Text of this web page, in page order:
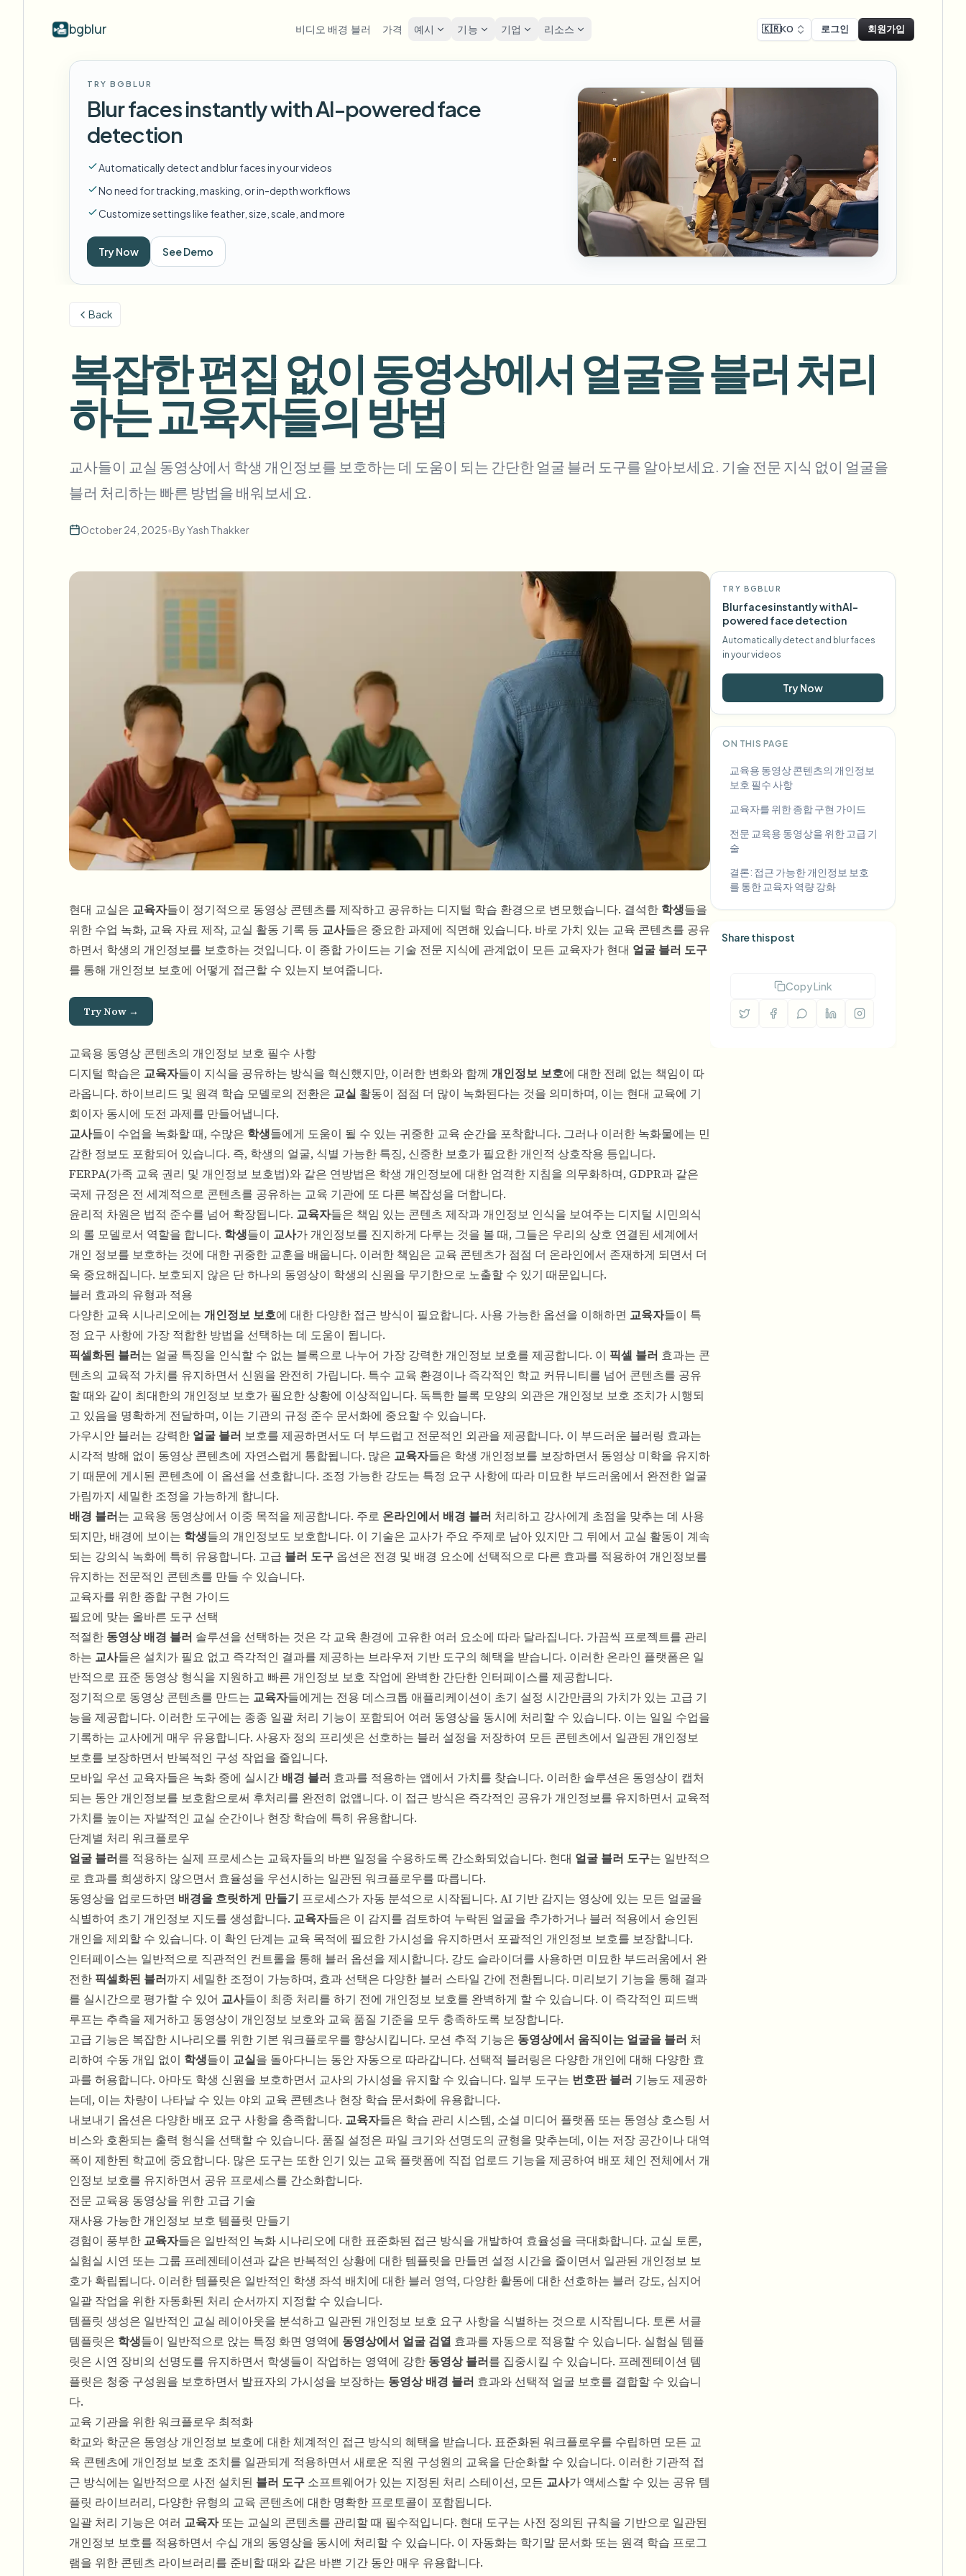
bgblur 비디오 배경 블러 가격 예시 기능 기업 리소스
Hide faces, plates, and backgrounds in
your browser.
Start with a clip
Upload a video and blur in
번호판 블러 FAST
Auto-detect plates
배경 블러
Use a prompt or draw a box
사진 얼굴 흐리기
Blur faces in photos
Team-grade redaction
음성 익명화 도구
AI voice masking
Face swap
얼굴 교체 - 이미지
Swap faces in images
얼굴 교체 - 동영상 NEW
Swap faces in video
AI Video Object
Remover
NEW
Remove objects with scene fill
Ecosystem
비디오 인텔리전스 BETA
Ask questions and get AI summaries
Categories
Vlogger Moto Vlogger Streamer Journalist Government Agency Advertising Agency
산업별
학교 및 교육
캠퍼스 카메라, 강의, 지역 대량 개인정보 보호
미디어 및 엔터테인먼트
시사회, 출시 및 규정 준수
소매 및 전자상거래
의료
클리닉 및 환자 대면 비디오 거버넌스
공공 부문
대량 얼굴 익명화
대량 배치, 보존 및 SLA
대량 번호판 블러
차량, 블랙박스 및 주차장 대규모 처리
대량 얼굴 블러
고처리량 파이프라인
기업 영역, 정책 및 검토
문의 양식
볼륨, 규정 준수, 통합에 대해 문의하세요.
대량 처리 준비
에코시스템
블로그
Answers to common questions
Privacy compliance research reports
Free video and image editing tools
Browse by workflow or use case
Explore our full product lineup
얼굴 블러, 번호판, 배경 블러, 선택적
편집의 실제 클립.
예시 라이브러리 전체 탐색
얼굴 블러
Frame-by-frame face tracking
Dashcam & street footage
배경 블러
화면 녹화 블러
Tutorials & demo redaction
GDPR 준수 블러
Privacy-compliant redaction
거리 인터뷰 블러
Bystander & face privacy
게임 및 스트림 블러
🇰🇷KO 로그인 회원가입
TRY BGBLUR
Blur faces instantly with AI-powered face
detection
Automatically detect and blur faces in your videos
No need for tracking, masking, or in-depth workflows
Customize settings like feather, size, scale, and more
Try Now See Demo
Back
복잡한 편집 없이 동영상에서 얼굴을 블러 처리
하는 교육자들의 방법
교사들이 교실 동영상에서 학생 개인정보를 보호하는 데 도움이 되는 간단한 얼굴 블러 도구를 알아보세요. 기술 전문 지식 없이 얼굴을
블러 처리하는 빠른 방법을 배워보세요.
October 24, 2025•ByYash Thakker
현대 교실은 교육자들이 정기적으로 동영상 콘텐츠를 제작하고 공유하는 디지털 학습 환경으로 변모했습니다. 결석한 학생들을
위한 수업 녹화, 교육 자료 제작, 교실 활동 기록 등 교사들은 중요한 과제에 직면해 있습니다. 바로 가치 있는 교육 콘텐츠를 공유
하면서 학생의 개인정보를 보호하는 것입니다. 이 종합 가이드는 기술 전문 지식에 관계없이 모든 교육자가 현대 얼굴 블러 도구
를 통해 개인정보 보호에 어떻게 접근할 수 있는지 보여줍니다.
Try Now →
교육용 동영상 콘텐츠의 개인정보 보호 필수 사항
디지털 학습은 교육자들이 지식을 공유하는 방식을 혁신했지만, 이러한 변화와 함께 개인정보 보호에 대한 전례 없는 책임이 따
라옵니다. 하이브리드 및 원격 학습 모델로의 전환은 교실 활동이 점점 더 많이 녹화된다는 것을 의미하며, 이는 현대 교육에 기
회이자 동시에 도전 과제를 만들어냅니다.
교사들이 수업을 녹화할 때, 수많은 학생들에게 도움이 될 수 있는 귀중한 교육 순간을 포착합니다. 그러나 이러한 녹화물에는 민
감한 정보도 포함되어 있습니다. 즉, 학생의 얼굴, 식별 가능한 특징, 신중한 보호가 필요한 개인적 상호작용 등입니다.
FERPA(가족 교육 권리 및 개인정보 보호법)와 같은 연방법은 학생 개인정보에 대한 엄격한 지침을 의무화하며, GDPR과 같은
국제 규정은 전 세계적으로 콘텐츠를 공유하는 교육 기관에 또 다른 복잡성을 더합니다.
윤리적 차원은 법적 준수를 넘어 확장됩니다. 교육자들은 책임 있는 콘텐츠 제작과 개인정보 인식을 보여주는 디지털 시민의식
의 롤 모델로서 역할을 합니다. 학생들이 교사가 개인정보를 진지하게 다루는 것을 볼 때, 그들은 우리의 상호 연결된 세계에서
개인 정보를 보호하는 것에 대한 귀중한 교훈을 배웁니다. 이러한 책임은 교육 콘텐츠가 점점 더 온라인에서 존재하게 되면서 더
욱 중요해집니다. 보호되지 않은 단 하나의 동영상이 학생의 신원을 무기한으로 노출할 수 있기 때문입니다.
블러 효과의 유형과 적용
다양한 교육 시나리오에는 개인정보 보호에 대한 다양한 접근 방식이 필요합니다. 사용 가능한 옵션을 이해하면 교육자들이 특
정 요구 사항에 가장 적합한 방법을 선택하는 데 도움이 됩니다.
픽셀화된 블러는 얼굴 특징을 인식할 수 없는 블록으로 나누어 가장 강력한 개인정보 보호를 제공합니다. 이 픽셀 블러 효과는 콘
텐츠의 교육적 가치를 유지하면서 신원을 완전히 가립니다. 특수 교육 환경이나 즉각적인 학교 커뮤니티를 넘어 콘텐츠를 공유
할 때와 같이 최대한의 개인정보 보호가 필요한 상황에 이상적입니다. 독특한 블록 모양의 외관은 개인정보 보호 조치가 시행되
고 있음을 명확하게 전달하며, 이는 기관의 규정 준수 문서화에 중요할 수 있습니다.
가우시안 블러는 강력한 얼굴 블러 보호를 제공하면서도 더 부드럽고 전문적인 외관을 제공합니다. 이 부드러운 블러링 효과는
시각적 방해 없이 동영상 콘텐츠에 자연스럽게 통합됩니다. 많은 교육자들은 학생 개인정보를 보장하면서 동영상 미학을 유지하
기 때문에 게시된 콘텐츠에 이 옵션을 선호합니다. 조정 가능한 강도는 특정 요구 사항에 따라 미묘한 부드러움에서 완전한 얼굴
가림까지 세밀한 조정을 가능하게 합니다.
배경 블러는 교육용 동영상에서 이중 목적을 제공합니다. 주로 온라인에서 배경 블러 처리하고 강사에게 초점을 맞추는 데 사용
되지만, 배경에 보이는 학생들의 개인정보도 보호합니다. 이 기술은 교사가 주요 주제로 남아 있지만 그 뒤에서 교실 활동이 계속
되는 강의식 녹화에 특히 유용합니다. 고급 블러 도구 옵션은 전경 및 배경 요소에 선택적으로 다른 효과를 적용하여 개인정보를
유지하는 전문적인 콘텐츠를 만들 수 있습니다.
교육자를 위한 종합 구현 가이드
필요에 맞는 올바른 도구 선택
적절한 동영상 배경 블러 솔루션을 선택하는 것은 각 교육 환경에 고유한 여러 요소에 따라 달라집니다. 가끔씩 프로젝트를 관리
하는 교사들은 설치가 필요 없고 즉각적인 결과를 제공하는 브라우저 기반 도구의 혜택을 받습니다. 이러한 온라인 플랫폼은 일
반적으로 표준 동영상 형식을 지원하고 빠른 개인정보 보호 작업에 완벽한 간단한 인터페이스를 제공합니다.
정기적으로 동영상 콘텐츠를 만드는 교육자들에게는 전용 데스크톱 애플리케이션이 초기 설정 시간만큼의 가치가 있는 고급 기
능을 제공합니다. 이러한 도구에는 종종 일괄 처리 기능이 포함되어 여러 동영상을 동시에 처리할 수 있습니다. 이는 일일 수업을
기록하는 교사에게 매우 유용합니다. 사용자 정의 프리셋은 선호하는 블러 설정을 저장하여 모든 콘텐츠에서 일관된 개인정보
보호를 보장하면서 반복적인 구성 작업을 줄입니다.
모바일 우선 교육자들은 녹화 중에 실시간 배경 블러 효과를 적용하는 앱에서 가치를 찾습니다. 이러한 솔루션은 동영상이 캡처
되는 동안 개인정보를 보호함으로써 후처리를 완전히 없앱니다. 이 접근 방식은 즉각적인 공유가 개인정보를 유지하면서 교육적
가치를 높이는 자발적인 교실 순간이나 현장 학습에 특히 유용합니다.
단계별 처리 워크플로우
얼굴 블러를 적용하는 실제 프로세스는 교육자들의 바쁜 일정을 수용하도록 간소화되었습니다. 현대 얼굴 블러 도구는 일반적으
로 효과를 희생하지 않으면서 효율성을 우선시하는 일관된 워크플로우를 따릅니다.
동영상을 업로드하면 배경을 흐릿하게 만들기 프로세스가 자동 분석으로 시작됩니다. AI 기반 감지는 영상에 있는 모든 얼굴을
식별하여 초기 개인정보 지도를 생성합니다. 교육자들은 이 감지를 검토하여 누락된 얼굴을 추가하거나 블러 적용에서 승인된
개인을 제외할 수 있습니다. 이 확인 단계는 교육 목적에 필요한 가시성을 유지하면서 포괄적인 개인정보 보호를 보장합니다.
인터페이스는 일반적으로 직관적인 컨트롤을 통해 블러 옵션을 제시합니다. 강도 슬라이더를 사용하면 미묘한 부드러움에서 완
전한 픽셀화된 블러까지 세밀한 조정이 가능하며, 효과 선택은 다양한 블러 스타일 간에 전환됩니다. 미리보기 기능을 통해 결과
를 실시간으로 평가할 수 있어 교사들이 최종 처리를 하기 전에 개인정보 보호를 완벽하게 할 수 있습니다. 이 즉각적인 피드백
루프는 추측을 제거하고 동영상이 개인정보 보호와 교육 품질 기준을 모두 충족하도록 보장합니다.
고급 기능은 복잡한 시나리오를 위한 기본 워크플로우를 향상시킵니다. 모션 추적 기능은 동영상에서 움직이는 얼굴을 블러 처
리하여 수동 개입 없이 학생들이 교실을 돌아다니는 동안 자동으로 따라갑니다. 선택적 블러링은 다양한 개인에 대해 다양한 효
과를 허용합니다. 아마도 학생 신원을 보호하면서 교사의 가시성을 유지할 수 있습니다. 일부 도구는 번호판 블러 기능도 제공하
는데, 이는 차량이 나타날 수 있는 야외 교육 콘텐츠나 현장 학습 문서화에 유용합니다.
내보내기 옵션은 다양한 배포 요구 사항을 충족합니다. 교육자들은 학습 관리 시스템, 소셜 미디어 플랫폼 또는 동영상 호스팅 서
비스와 호환되는 출력 형식을 선택할 수 있습니다. 품질 설정은 파일 크기와 선명도의 균형을 맞추는데, 이는 저장 공간이나 대역
폭이 제한된 학교에 중요합니다. 많은 도구는 또한 인기 있는 교육 플랫폼에 직접 업로드 기능을 제공하여 배포 체인 전체에서 개
인정보 보호를 유지하면서 공유 프로세스를 간소화합니다.
전문 교육용 동영상을 위한 고급 기술
재사용 가능한 개인정보 보호 템플릿 만들기
경험이 풍부한 교육자들은 일반적인 녹화 시나리오에 대한 표준화된 접근 방식을 개발하여 효율성을 극대화합니다. 교실 토론,
실험실 시연 또는 그룹 프레젠테이션과 같은 반복적인 상황에 대한 템플릿을 만들면 설정 시간을 줄이면서 일관된 개인정보 보
호가 확립됩니다. 이러한 템플릿은 일반적인 학생 좌석 배치에 대한 블러 영역, 다양한 활동에 대한 선호하는 블러 강도, 심지어
일괄 작업을 위한 자동화된 처리 순서까지 지정할 수 있습니다.
템플릿 생성은 일반적인 교실 레이아웃을 분석하고 일관된 개인정보 보호 요구 사항을 식별하는 것으로 시작됩니다. 토론 서클
템플릿은 학생들이 일반적으로 앉는 특정 화면 영역에 동영상에서 얼굴 검열 효과를 자동으로 적용할 수 있습니다. 실험실 템플
릿은 시연 장비의 선명도를 유지하면서 학생들이 작업하는 영역에 강한 동영상 블러를 집중시킬 수 있습니다. 프레젠테이션 템
플릿은 청중 구성원을 보호하면서 발표자의 가시성을 보장하는 동영상 배경 블러 효과와 선택적 얼굴 보호를 결합할 수 있습니
다.
교육 기관을 위한 워크플로우 최적화
학교와 학군은 동영상 개인정보 보호에 대한 체계적인 접근 방식의 혜택을 받습니다. 표준화된 워크플로우를 수립하면 모든 교
육 콘텐츠에 개인정보 보호 조치를 일관되게 적용하면서 새로운 직원 구성원의 교육을 단순화할 수 있습니다. 이러한 기관적 접
근 방식에는 일반적으로 사전 설치된 블러 도구 소프트웨어가 있는 지정된 처리 스테이션, 모든 교사가 액세스할 수 있는 공유 템
플릿 라이브러리, 다양한 유형의 교육 콘텐츠에 대한 명확한 프로토콜이 포함됩니다.
일괄 처리 기능은 여러 교육자또는 교실의 콘텐츠를 관리할 때 필수적입니다. 현대 도구는 사전 정의된 규칙을 기반으로 일관된
개인정보 보호를 적용하면서 수십 개의 동영상을 동시에 처리할 수 있습니다. 이 자동화는 학기말 문서화 또는 원격 학습 프로그
램을 위한 콘텐츠 라이브러리를 준비할 때와 같은 바쁜 기간 동안 매우 유용합니다.
TRY BGBLUR
Blur faces instantly with AI-
powered face detection
Automatically detect and blur faces
in your videos
Try Now
ON THIS PAGE
교육용 동영상 콘텐츠의 개인정보
보호 필수 사항
교육자를 위한 종합 구현 가이드
전문 교육용 동영상을 위한 고급 기
술
결론: 접근 가능한 개인정보 보호
를 통한 교육자 역량 강화
Share this post
Copy Link